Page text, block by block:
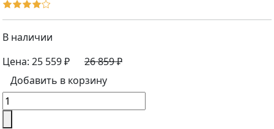
В наличии
Цена: 25 559 ₽
26 859 ₽
Добавить в корзину